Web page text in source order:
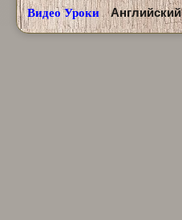
Видео Уроки Английский